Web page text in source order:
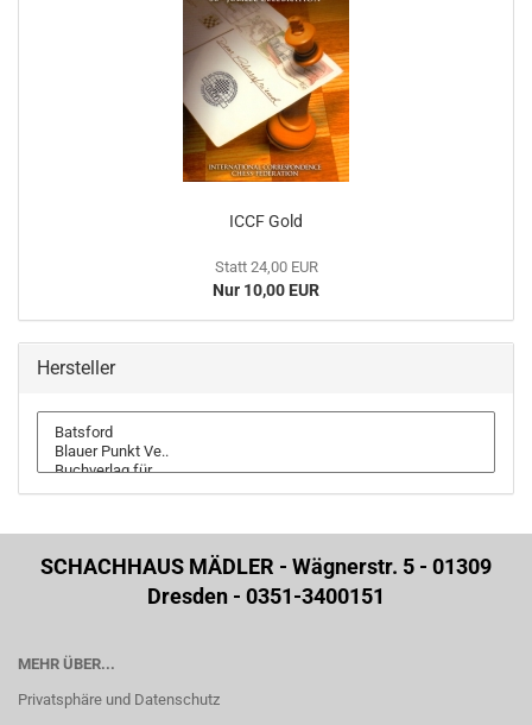
ICCF Gold
Statt 24,00 EUR
Nur 10,00 EUR
Hersteller
SCHACHHAUS MÄDLER - Wägnerstr. 5 - 01309
Dresden - 0351-3400151
MEHR ÜBER...
Privatsphäre und Datenschutz